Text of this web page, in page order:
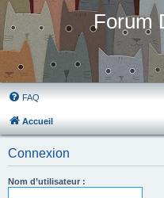
Forum
FAQ
Accueil
Connexion
Nom d’utilisateur :